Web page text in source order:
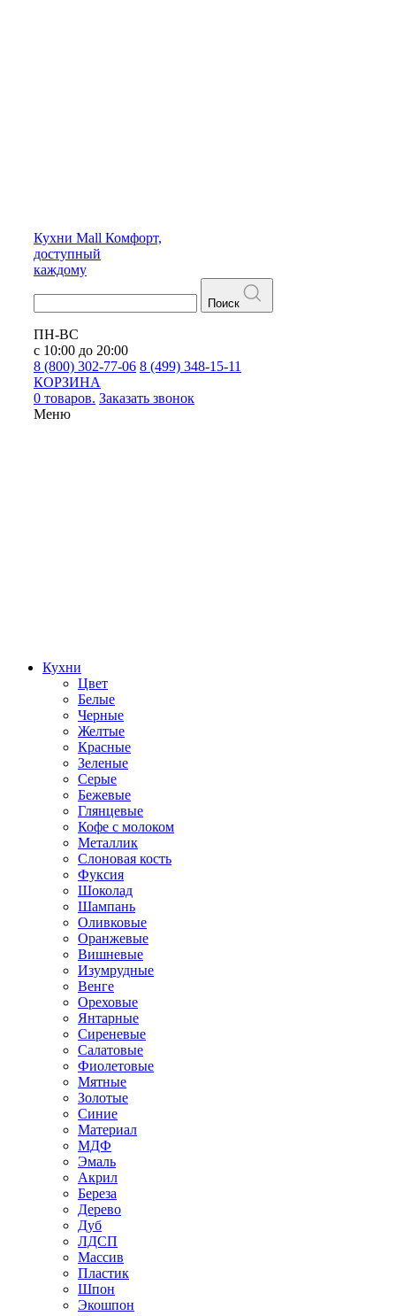
Кухни Mall Комфорт,
доступный
каждому
Поиск
ПН-ВС
с 10:00 до 20:00
8 (800) 302-77-06 8 (499) 348-15-11
КОРЗИНА
0 товаров. Заказать звонок
Меню
Кухни
Цвет
Белые
Черные
Желтые
Красные
Зеленые
Серые
Бежевые
Глянцевые
Кофе с молоком
Металлик
Слоновая кость
Фуксия
Шоколад
Шампань
Оливковые
Оранжевые
Вишневые
Изумрудные
Венге
Ореховые
Янтарные
Сиреневые
Салатовые
Фиолетовые
Мятные
Золотые
Синие
Материал
МДФ
Эмаль
Акрил
Береза
Дерево
Дуб
ЛДСП
Массив
Пластик
Шпон
Экошпон